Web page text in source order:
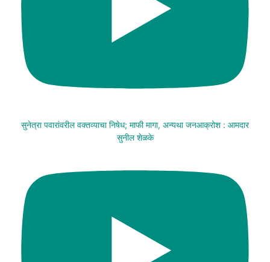
सुनेत्रा पवारांवरील वक्तव्याचा निषेध; माफी मागा, अन्यथा जनआक्रोश : आमदार
सुनील शेळके